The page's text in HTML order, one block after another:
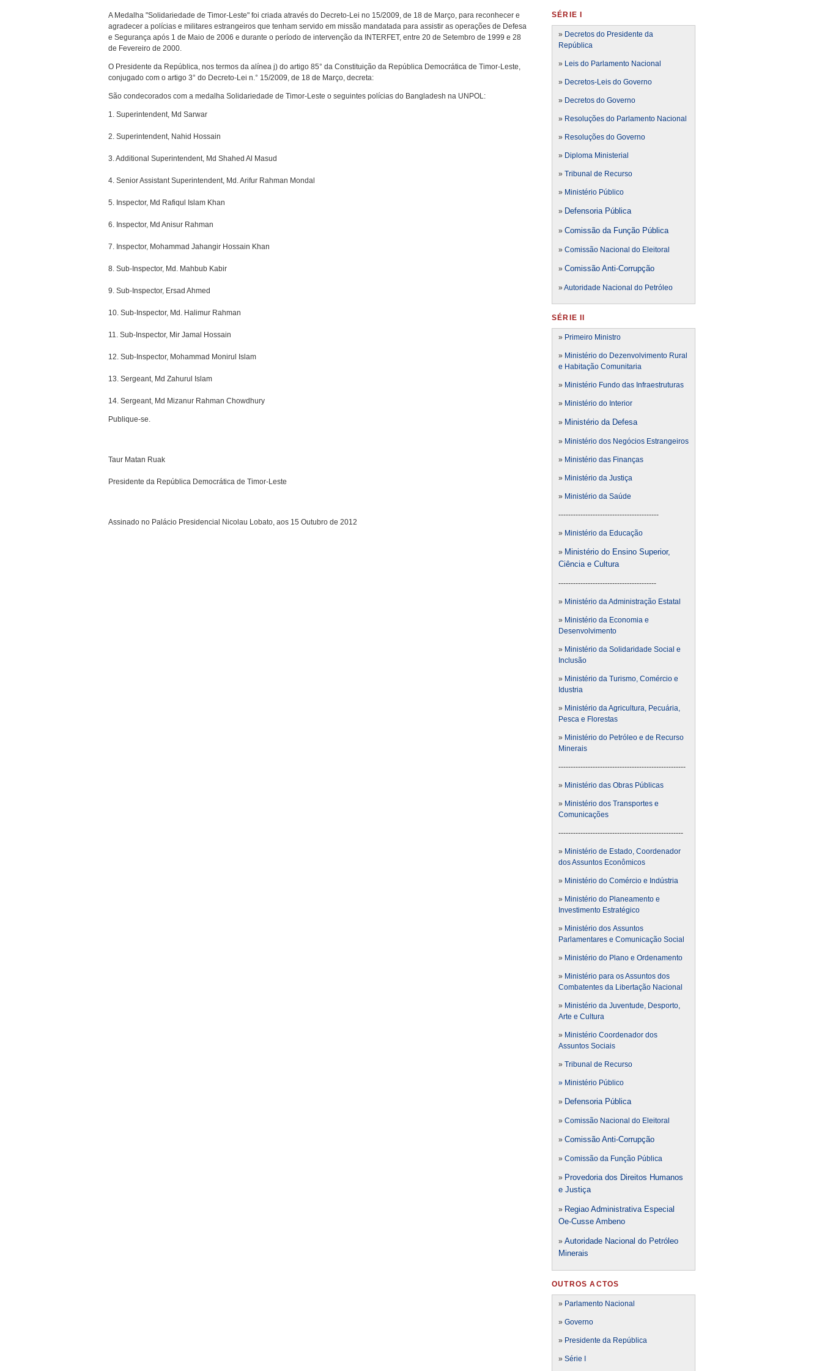
A Medalha "Solidariedade de Timor-Leste" foi criada através do Decreto-Lei no 15/2009, de 18 de Março, para reconhecer e
agradecer a polícias e militares estrangeiros que tenham servido em missão mandatada para assistir as operações de Defesa
e Segurança após 1 de Maio de 2006 e durante o período de intervenção da INTERFET, entre 20 de Setembro de 1999 e 28
de Fevereiro de 2000.
O Presidente da República, nos termos da alínea j) do artigo 85° da Constituição da República Democrática de Timor-Leste,
conjugado com o artigo 3° do Decreto-Lei n.° 15/2009, de 18 de Março, decreta:
São condecorados com a medalha Solidariedade de Timor-Leste o seguintes polícias do Bangladesh na UNPOL:
1. Superintendent, Md Sarwar
2. Superintendent, Nahid Hossain
3. Additional Superintendent, Md Shahed Al Masud
4. Senior Assistant Superintendent, Md. Arifur Rahman Mondal
5. Inspector, Md Rafiqul Islam Khan
6. Inspector, Md Anisur Rahman
7. Inspector, Mohammad Jahangir Hossain Khan
8. Sub-Inspector, Md. Mahbub Kabir
9. Sub-Inspector, Ersad Ahmed
10. Sub-Inspector, Md. Halimur Rahman
11. Sub-Inspector, Mir Jamal Hossain
12. Sub-Inspector, Mohammad Monirul Islam
13. Sergeant, Md Zahurul Islam
14. Sergeant, Md Mizanur Rahman Chowdhury
Publique-se.
Taur Matan Ruak
Presidente da República Democrática de Timor-Leste
Assinado no Palácio Presidencial Nicolau Lobato, aos 15 Outubro de 2012
SÉRIE I
» Decretos do Presidente da
República
» Leis do Parlamento Nacional
» Decretos-Leis do Governo
» Decretos do Governo
» Resoluções do Parlamento Nacional
» Resoluções do Governo
» Diploma Ministerial
» Tribunal de Recurso
» Ministério Público
» Defensoria Pública
» Comissão da Função Pública
» Comissão Nacional do Eleitoral
» Comissão Anti-Corrupção
» Autoridade Nacional do Petróleo
SÉRIE II
» Primeiro Ministro
» Ministério do Dezenvolvimento Rural
e Habitação Comunitaria
» Ministério Fundo das Infraestruturas
» Ministério do Interior
» Ministério da Defesa
» Ministério dos Negócios Estrangeiros
» Ministério das Finanças
» Ministério da Justiça
» Ministério da Saúde
-----------------------------------------
» Ministério da Educação
» Ministério do Ensino Superior,
Ciência e Cultura
----------------------------------------
» Ministério da Administração Estatal
» Ministério da Economia e
Desenvolvimento
» Ministério da Solidaridade Social e
Inclusão
» Ministério da Turismo, Comércio e
Idustria
» Ministério da Agricultura, Pecuária,
Pesca e Florestas
» Ministério do Petróleo e de Recurso
Minerais
----------------------------------------------------
» Ministério das Obras Públicas
» Ministério dos Transportes e
Comunicações
---------------------------------------------------
» Ministério de Estado, Coordenador
dos Assuntos Econômicos
» Ministério do Comércio e Indústria
» Ministério do Planeamento e
Investimento Estratégico
» Ministério dos Assuntos
Parlamentares e Comunicação Social
» Ministério do Plano e Ordenamento
» Ministério para os Assuntos dos
Combatentes da Libertação Nacional
» Ministério da Juventude, Desporto,
Arte e Cultura
» Ministério Coordenador dos
Assuntos Sociais
» Tribunal de Recurso
» Ministério Público
» Defensoria Pública
» Comissão Nacional do Eleitoral
» Comissão Anti-Corrupção
» Comissão da Função Pública
» Provedoria dos Direitos Humanos
e Justiça
» Regiao Administrativa Especial
Oe-Cusse Ambeno
» Autoridade Nacional do Petróleo
Minerais
OUTROS ACTOS
» Parlamento Nacional
» Governo
» Presidente da República
» Série I